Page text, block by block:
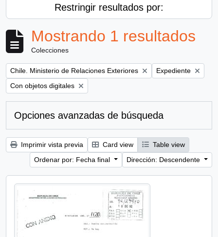
Restringir resultados por:
Mostrando 1 resultados
Colecciones
Remove filter:
Chile. Ministerio de Relaciones Exteriores Remove filter:
Expediente
Remove filter:
Con objetos digitales
Opciones avanzadas de búsqueda
Imprimir vista previa Card view
Table view
Ordenar por: Fecha final
Dirección: Descendente